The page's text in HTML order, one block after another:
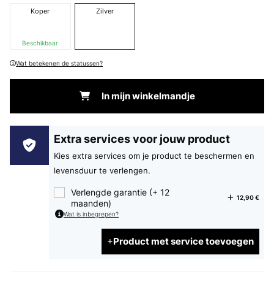
Koper
Beschikbaar
Zilver
Wat betekenen de statussen?
In mijn winkelmandje
Extra services voor jouw product
Kies extra services om je product te beschermen en
levensduur te verlengen.
Verlengde garantie (+ 12
maanden)
12,90 €
Wat is inbegrepen?
Product met service toevoegen